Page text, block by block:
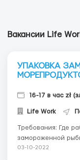
Вакансии Life
УПАКОВКА
16-17 в час zł
Life Work
Требования: Где работать? Условия работы: Упаковка
замороженной рыбы и
🔻Опыт работы – не требуется;
03-10-2022